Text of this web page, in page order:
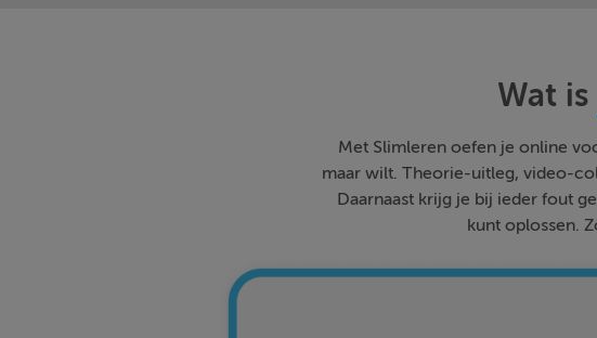
Wat is
Met Slimleren oefen je online
maar wilt. Theorie-uitleg, video-
Daarnaast krijg je bij ieder fout
kunt oplossen.